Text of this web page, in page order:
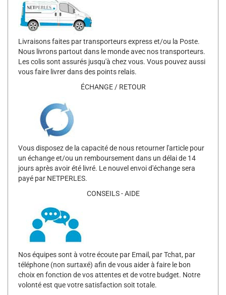
Livraisons faites par transporteurs express et/ou la Poste.
Nous livrons partout dans le monde avec nos transporteurs.
Les colis sont assurés jusqu'à chez vous. Vous pouvez aussi
vous faire livrer dans des points relais.
ÉCHANGE / RETOUR
Vous disposez de la capacité de nous retourner l'article pour
un échange et/ou un remboursement dans un délai de 14
jours après avoir été livré. Le nouvel envoi d'échange sera
payé par NETPERLES.
CONSEILS - AIDE
Nos équipes sont à votre écoute par Email, par Tchat, par
téléphone (non surtaxé) afin de vous aider à faire le bon
choix en fonction de vos attentes et de votre budget. Notre
volonté est que votre satisfaction soit totale.